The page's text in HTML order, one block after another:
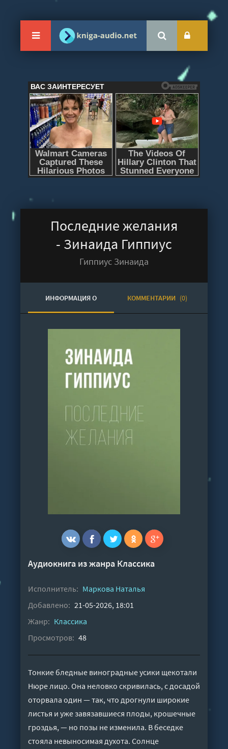
Последние желания
- Зинаида Гиппиус
Гиппиус Зинаида
ИНФОРМАЦИЯ О
АУДИОКНИГЕ
КОММЕНТАРИИ (0)
Аудиокнига из жанра Классика
Исполнитель: Маркова Наталья
Добавлено: 21-05-2026, 18:01
Жанр: Классика
Просмотров: 48
Тонкие бледные виноградные усики щекотали
Нюре лицо. Она неловко скривилась, с досадой
оторвала один — так, что дрогнули широкие
листья и уже завязавшиеся плоды, крошечные
гроздья, — но позы не изменила. В беседке
стояла невыносимая духота. Солнце